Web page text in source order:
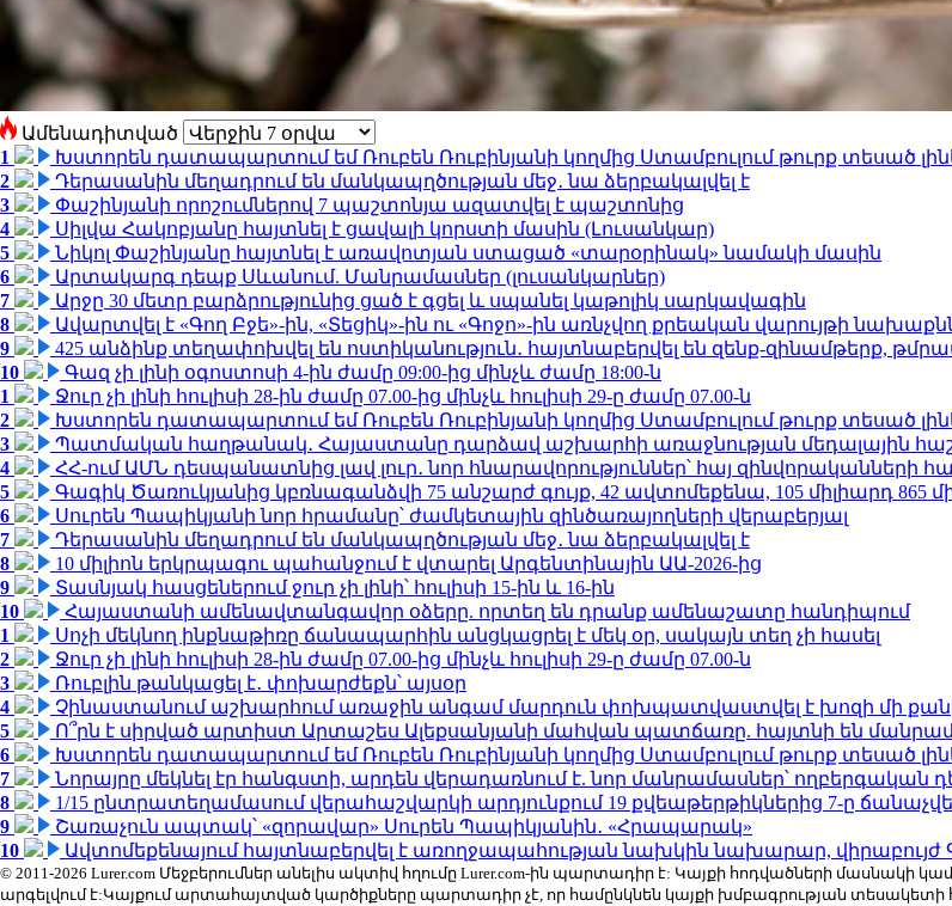
Ամենադիտված
1
Խստորեն դատապարտում եմ Ռուբեն Ռուբինյանի կողմից Ստամբուլում թուրք տեսած
2
Դերասանին մեղադրում են մանկապղծության մեջ․ նա ձերբակալվել է
3
Փաշինյանի որոշումներով 7 պաշտոնյա ազատվել է պաշտոնից
4
Սիլվա Հակոբյանը հայտնել է ցավալի կորստի մասին (Լուսանկար)
5
Նիկոլ Փաշինյանը հայտնել է առավոտյան ստացած «տարօրինակ» նամակի մասին
6
Արտակարգ դեպք Սևանում. Մանրամասներ (լուսանկարներ)
7
Արջը 30 մետր բարձրությունից ցած է գցել և սպանել կաթոլիկ սարկավագին
8
Ավարտվել է «Գող Բջե»-ին, «Տեցիկ»-ին ու «Գոջո»-ին առնչվող քրեական վարույթի
9
425 անձինք տեղափոխվել են ոստիկանություն․ հայտնաբերվել են զենք-զինամթերք,
10
Գազ չի լինի օգոստոսի 4-ին ժամը 09:00-ից մինչև ժամը 18:00-ն
1
Ջուր չի լինի հուլիսի 28-ին ժամը 07.00-ից մինչև հուլիսի 29-ը ժամը 07.00-ն
2
Խստորեն դատապարտում եմ Ռուբեն Ռուբինյանի կողմից Ստամբուլում թուրք տեսած
3
Պատմական հաղթանակ․ Հայաստանը դարձավ աշխարհի առաջնության մեդալային
4
ՀՀ-ում ԱՄՆ դեսպանատնից լավ լուր․ նոր հնարավորություններ՝ հայ զինվորականների
5
Գագիկ Ծառուկյանից կբռնագանձվի 75 անշարժ գույք, 42 ավտոմեքենա, 105 միլիարդ 865
6
Սուրեն Պապիկյանի նոր հրամանը՝ ժամկետային զինծառայողների վերաբերյալ
7
Դերասանին մեղադրում են մանկապղծության մեջ․ նա ձերբակալվել է
8
10 միլիոն երկրպագու պահանջում է վտարել Արգենտինային ԱԱ-2026-ից
9
Տասնյակ հասցեներում ջուր չի լինի՝ հուլիսի 15-ին և 16-ին
10
Հայաստանի ամենավտանգավոր օձերը. որտեղ են դրանք ամենաշատը հանդիպում
1
Սոչի մեկնող ինքնաթիռը ճանապարհին անցկացրել է մեկ օր, սակայն տեղ չի հասել
2
Ջուր չի լինի հուլիսի 28-ին ժամը 07.00-ից մինչև հուլիսի 29-ը ժամը 07.00-ն
3
Ռուբլին թանկացել է․ փոխարժեքն՝ այսօր
4
Չինաստանում աշխարհում առաջին անգամ մարդուն փոխպատվաստվել է խոզի մի
5
Ո՞րն է սիրված արտիստ Արտաշես Ալեքսանյանի մահվան պատճառը. հայտնի են
6
Խստորեն դատապարտում եմ Ռուբեն Ռուբինյանի կողմից Ստամբուլում թուրք տեսած
7
Նորայրը մեկնել էր հանգստի, արդեն վերադառնում է. նոր մանրամասներ՝ ողբերգական
8
1/15 ընտրատեղամասում վերահաշվարկի արդյունքում 19 քվեաթերթիկներից 7-ը
9
Շառաչուն ապտակ՝ «զորավար» Սուրեն Պապիկյանին․ «Հրապարակ»
10
Ավտոմեքենայում հայտնաբերվել է առողջապահության նախկին նախարար, վիրաբույժ
© 2011-2026 Lurer.com Մեջբերումներ անելիս ակտիվ հղումը Lurer.com-ին պարտադիր է: Կայքի հոդվածների մասնակի
արգելվում է:Կայքում արտահայտված կարծիքները պարտադիր չէ, որ համընկնեն կայքի խմբագրության